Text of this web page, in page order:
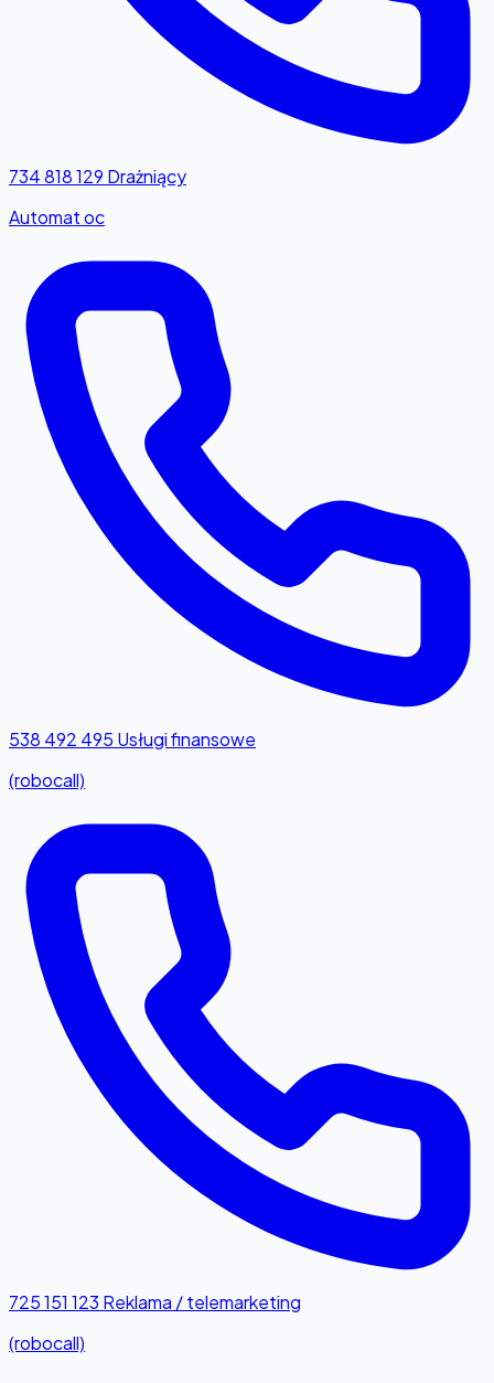
734 818 129 Drażniący
Automat oc
538 492 495 Usługi finansowe
(robocall)
725 151 123 Reklama / telemarketing
(robocall)